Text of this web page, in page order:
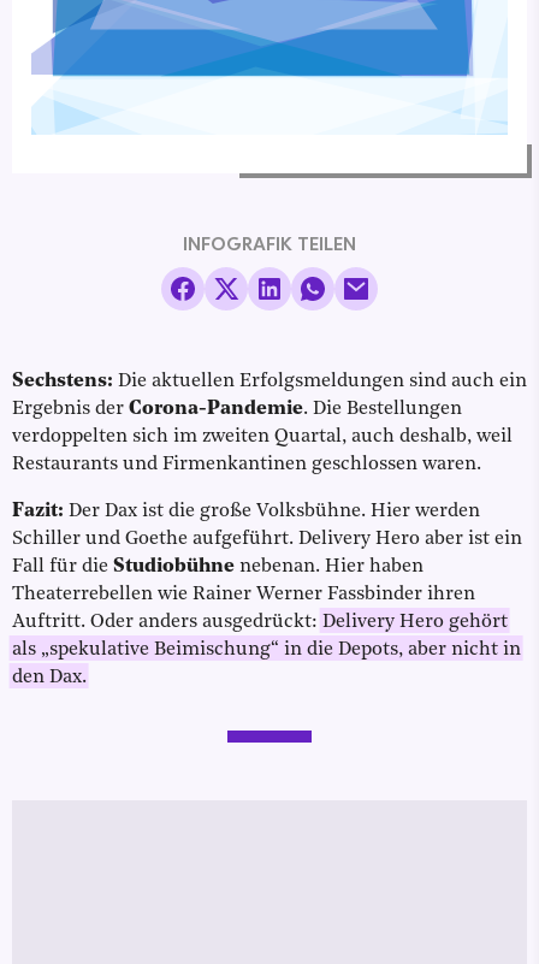
INFOGRAFIK TEILEN
Sechstens: Die aktuellen Erfolgsmeldungen sind auch ein
Ergebnis der Corona-Pandemie. Die Bestellungen
verdoppelten sich im zweiten Quartal, auch deshalb, weil
Restaurants und Firmenkantinen geschlossen waren.
Fazit: Der Dax ist die große Volksbühne. Hier werden
Schiller und Goethe aufgeführt. Delivery Hero aber ist ein
Fall für die Studiobühne nebenan. Hier haben
Theaterrebellen wie Rainer Werner Fassbinder ihren
Auftritt. Oder anders ausgedrückt: Delivery Hero gehört
als „spekulative Beimischung“ in die Depots, aber nicht in
den Dax.